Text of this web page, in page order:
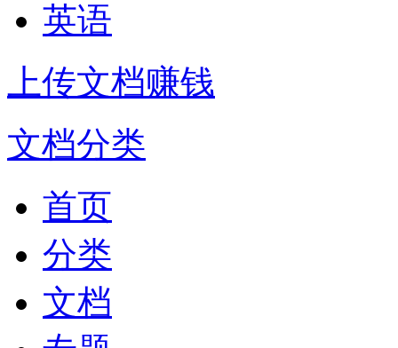
英语
上传文档赚钱
文档分类
首页
分类
文档